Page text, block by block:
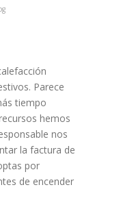
Parece
tiempo
hemos
nos
la factura de
por
de encender